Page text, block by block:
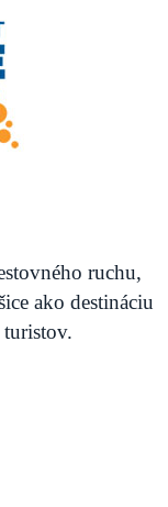
ruchu,
ako destináciu